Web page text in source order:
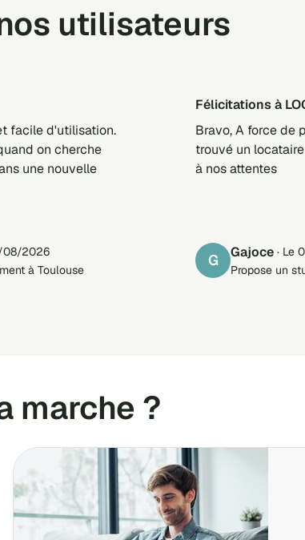
utilisateurs
facile d'utilisation.
on cherche
une nouvelle
08/2026
à Toulouse
Félicitations à
Bravo, A force de
trouvé un
à nos attentes
G Gajoce · Le
Propose un
marche ?